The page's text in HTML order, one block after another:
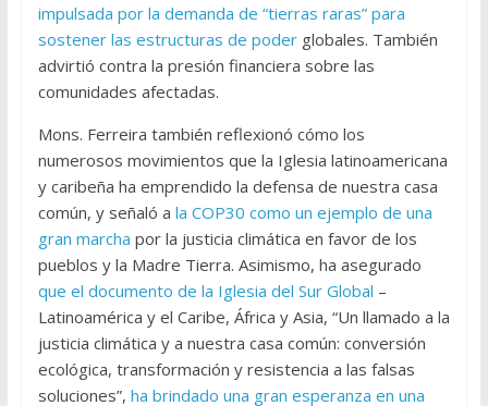
impulsada por la demanda de “tierras raras” para
sostener las estructuras de poderglobales. También
advirtió contra la presión financiera sobre las
comunidades afectadas.
Mons. Ferreira también reflexionó cómo los
numerosos movimientos que la Iglesia latinoamericana
y caribeña ha emprendido la defensa de nuestra casa
común, y señaló a la COP30 como un ejemplo de una
gran marcha por la justicia climática en favor de los
pueblos y la Madre Tierra. Asimismo, ha asegurado
que el documento de la Iglesia del Sur Global –
Latinoamérica y el Caribe, África y Asia, “Un llamado a la
justicia climática y a nuestra casa común: conversión
ecológica, transformación y resistencia a las falsas
soluciones”, ha brindado una gran esperanza en una